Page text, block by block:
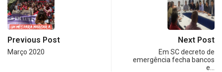
Previous Post
Março 2020
Next Post
Em SC decreto de
emergência fecha bancos
e…